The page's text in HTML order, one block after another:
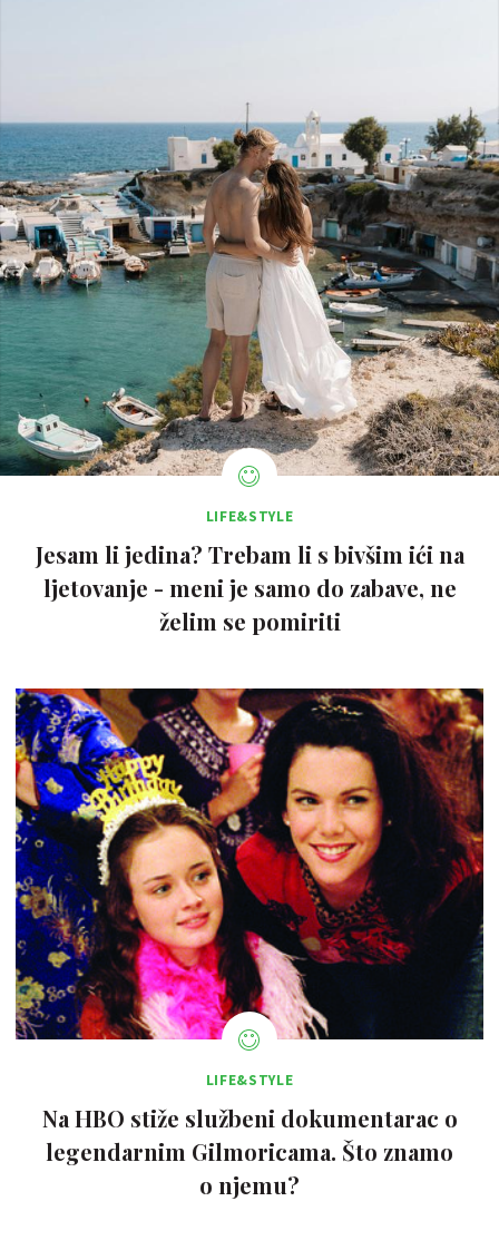
LIFE&STYLE
Jesam li jedina? Trebam li s bivšim ići na
ljetovanje - meni je samo do zabave, ne
želim se pomiriti
LIFE&STYLE
Na HBO stiže službeni dokumentarac o
legendarnim Gilmoricama. Što znamo
o njemu?